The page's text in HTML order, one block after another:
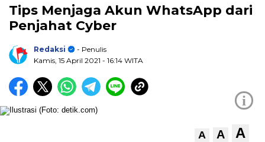
Tips Menjaga Akun WhatsApp dari
Penjahat Cyber
Redaksi
- Penulis
Kamis, 15 April 2021 - 16:14 WITA
i
A A A